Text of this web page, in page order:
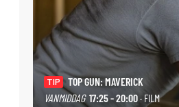
TIP
TOP GUN: MAVERICK
VANMIDDAG 17:25 - 20:00· FILM